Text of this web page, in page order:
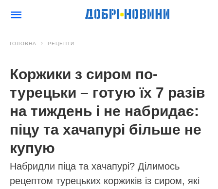
ГОЛОВНА РЕЦЕПТИ
Коржики з сиром по-
турецьки – готую їх 7 разів
на тиждень і не набридає:
піцу та хачапурі більше не
купую
Набридли піца та хачапурі? Ділимось
рецептом турецьких коржиків із сиром, які